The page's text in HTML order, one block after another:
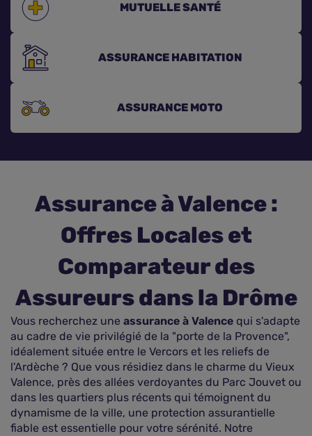
Prévoyance
Assurance Animaux
Assurance vie
Plus d'assurances
MUTUELLESANTÉ
ASSURANCE HABITATION
ASSURANCE MOTO
Assurance à Valence :
Offres Locales et
Comparateur des
Assureurs dans la Drôme
Vous recherchez une assurance à Valence qui s'adapte
au cadre de vie privilégié de la "porte de la Provence",
idéalement située entre le Vercors et les reliefs de
l'Ardèche ? Que vous résidiez dans le charme du Vieux
Valence, près des allées verdoyantes du Parc Jouvet ou
dans les quartiers plus récents qui témoignent du
dynamisme de la ville, une protection assurantielle
fiable est essentielle pour votre sérénité. Notre